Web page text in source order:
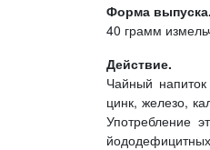
Форма выпуска.
40 грамм
Действие.
Чайный
цинк, железо,
Употребление